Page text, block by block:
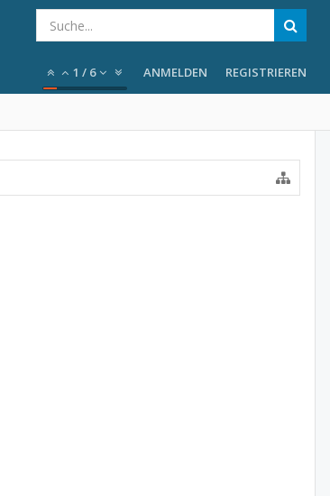
1 / 6 ANMELDEN REGISTRIEREN